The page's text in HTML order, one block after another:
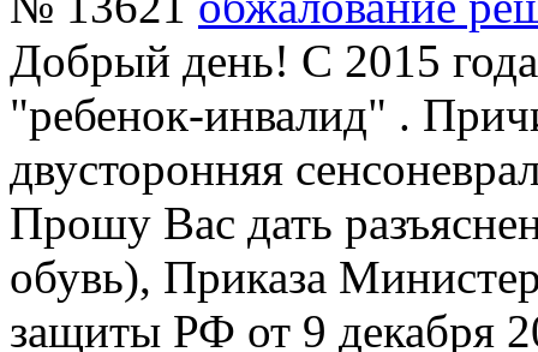
Добрый день! С 2015
"ребенок-инвалид" .
двусторонняя
Прошу Вас дать
обувь), Приказа
защиты РФ от 9 декабря